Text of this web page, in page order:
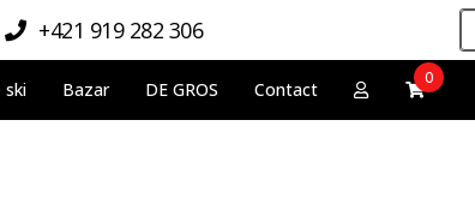
+421 919 282 306
ski Bazar DE GROS Contact
0